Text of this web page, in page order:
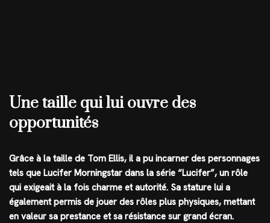
Une taille qui lui ouvre des
opportunités
Grâce à la taille de Tom Ellis, il a pu incarner des personnages
tels que Lucifer Morningstar dans la série “Lucifer”, un rôle
qui exigeait à la fois charme et autorité. Sa stature lui a
également permis de jouer des rôles plus physiques, mettant
en valeur sa prestance et sa résistance sur grand écran.